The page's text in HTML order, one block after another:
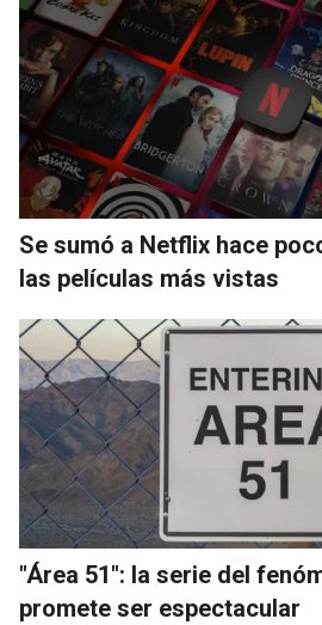
Se sumó a Netflix hace
las películas más vistas
"Área 51": la serie del
promete ser espectacular